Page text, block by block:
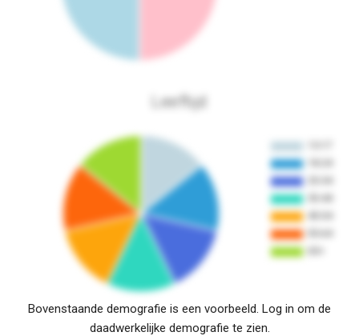
Leeftijd
Bovenstaande demografie is een voorbeeld. Log in om de
daadwerkelijke demografie te zien.